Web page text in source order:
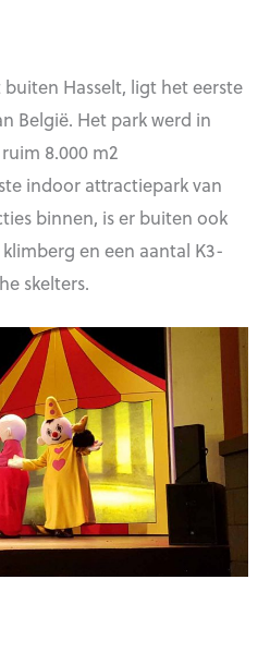
Hasselt, ligt het eerste
België. Het park werd in
8.000 m2
indoor attractiepark van
binnen, is er buiten ook
en een aantal K3-
skelters.